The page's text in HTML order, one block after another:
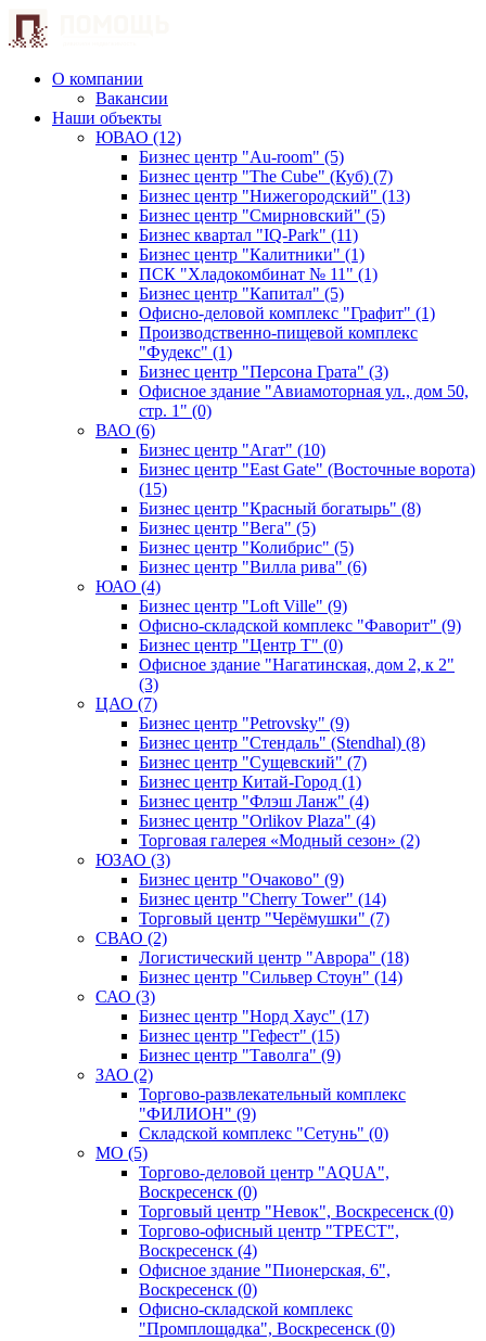
О компании
Вакансии
Наши объекты
ЮВАО (12)
Бизнес центр "Au-room" (5)
Бизнес центр "The Cube" (Куб) (7)
Бизнес центр "Нижегородский" (13)
Бизнес центр "Смирновский" (5)
Бизнес квартал "IQ-Park" (11)
Бизнес центр "Калитники" (1)
ПСК "Хладокомбинат № 11" (1)
Бизнес центр "Капитал" (5)
Офисно-деловой комплекс "Графит" (1)
Производственно-пищевой комплекс
"Фудекс" (1)
Бизнес центр "Персона Грата" (3)
Офисное здание "Авиамоторная ул., дом 50,
стр. 1" (0)
ВАО (6)
Бизнес центр "Агат" (10)
Бизнес центр "East Gate" (Восточные ворота)
(15)
Бизнес центр "Красный богатырь" (8)
Бизнес центр "Вега" (5)
Бизнес центр "Колибрис" (5)
Бизнес центр "Вилла рива" (6)
ЮАО (4)
Бизнес центр "Loft Ville" (9)
Офисно-складской комплекс "Фаворит" (9)
Бизнес центр "Центр Т" (0)
Офисное здание "Нагатинская, дом 2, к 2"
(3)
ЦАО (7)
Бизнес центр "Petrovsky" (9)
Бизнес центр "Стендаль" (Stendhal) (8)
Бизнес центр "Сущевский" (7)
Бизнес центр Китай-Город (1)
Бизнес центр "Флэш Ланж" (4)
Бизнес центр "Orlikov Plaza" (4)
Торговая галерея «Модный сезон» (2)
ЮЗАО (3)
Бизнес центр "Очаково" (9)
Бизнес центр "Cherry Tower" (14)
Торговый центр "Черёмушки" (7)
СВАО (2)
Логистический центр "Аврора" (18)
Бизнес центр "Сильвер Стоун" (14)
САО (3)
Бизнес центр "Норд Хаус" (17)
Бизнес центр "Гефест" (15)
Бизнес центр "Таволга" (9)
ЗАО (2)
Торгово-развлекательный комплекс
"ФИЛИОН" (9)
Складской комплекс "Сетунь" (0)
MO (5)
Торгово-деловой центр "AQUA",
Воскресенск (0)
Торговый центр "Невок", Воскресенск (0)
Торгово-офисный центр "ТРЕСТ",
Воскресенск (4)
Офисное здание "Пионерская, 6",
Воскресенск (0)
Офисно-складской комплекс
"Промплощадка", Воскресенск (0)